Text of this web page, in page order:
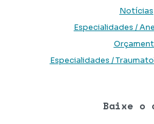
Notícias
Especialidades /
Especialidades /
Baixe o